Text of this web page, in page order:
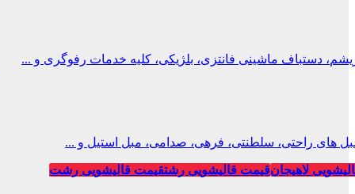
دستباف ماشینی فانتزی، بلژیکی، کلیه خدمات رفوگری و ...
های راحتی، سلطنتی، فرهی، صدامی، مبل استیل و ...
لاهیجانقیمت قالیشویی رشتقیمت قالیشویی رشت